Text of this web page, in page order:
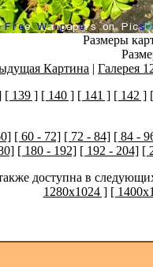
Размеры
Картина | Галерея
[ 139 ] [ 140 ] [ 141 ] [ 142 ]
[ 60 - 72] [ 72 - 84] [ 84 -
[ 180 - 192] [ 192 - 204] [
доступна в
1280x1024 ] [